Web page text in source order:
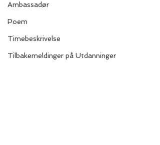
Ambassadør
Poem
Timebeskrivelse
Tilbakemeldinger på Utdanninger